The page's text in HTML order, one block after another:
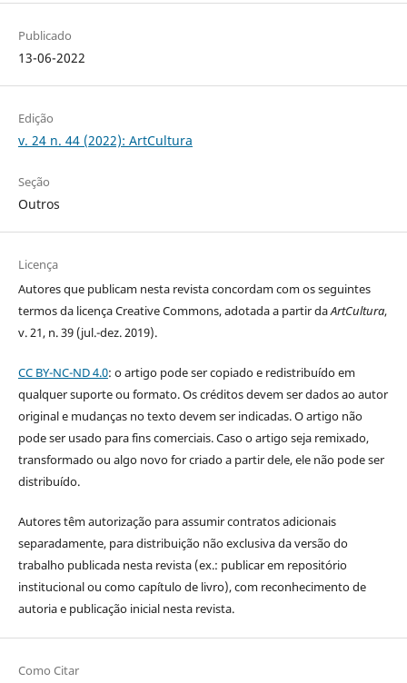
Publicado
13-06-2022
Edição
v. 24 n. 44 (2022): ArtCultura
Seção
Outros
Licença
Autores que publicam nesta revista concordam com os seguintes
termos da licença Creative Commons, adotada a partir daArtCultura,
v. 21, n. 39 (jul.-dez. 2019).
CC BY-NC-ND 4.0: o artigo pode ser copiado e redistribuído em
qualquer suporte ou formato. Os créditos devem ser dados ao autor
original e mudanças no texto devem ser indicadas. O artigo não
pode ser usado para fins comerciais. Caso o artigo seja remixado,
transformado ou algo novo for criado a partir dele, ele não pode ser
distribuído.
Autores têm autorização para assumir contratos adicionais
separadamente, para distribuição não exclusiva da versão do
trabalho publicada nesta revista (ex.: publicar em repositório
institucional ou como capítulo de livro), com reconhecimento de
autoria e publicação inicial nesta revista.
Como Citar